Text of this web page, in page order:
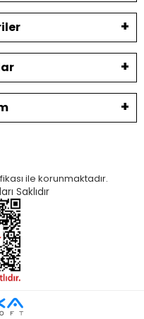
ile korunmaktadır.
Saklıdır